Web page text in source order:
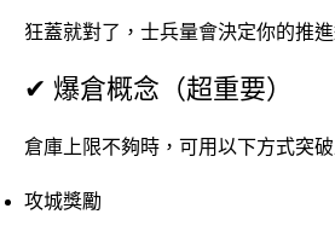
狂蓋就對了，士兵量會決定你的推進
✔ 爆倉概念（超重要）
倉庫上限不夠時，可用以下方式突破
攻城獎勵